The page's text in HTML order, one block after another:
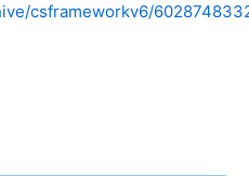
csframeworkv6/